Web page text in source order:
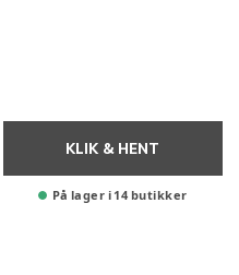
KLIK & HENT
På lager i 14 butikker